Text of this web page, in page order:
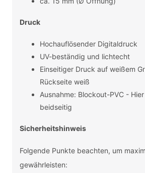
Druck
Hochauflösender Digitaldruck
UV-beständig und lichtecht
Einseitiger Druck auf weißem
Rückseite weiß
Ausnahme: Blockout-PVC -
beidseitig
Sicherheitshinweis
Folgende Punkte beachten, um
gewährleisten: